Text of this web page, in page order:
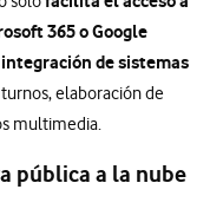
365 o Google
integración de sistemas
elaboración de
multimedia.
pública a la nube